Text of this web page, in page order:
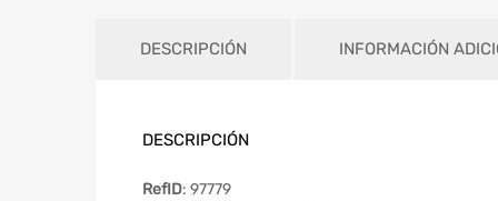
DESCRIPCIÓN INFORMACIÓN
DESCRIPCIÓN
RefID: 97779